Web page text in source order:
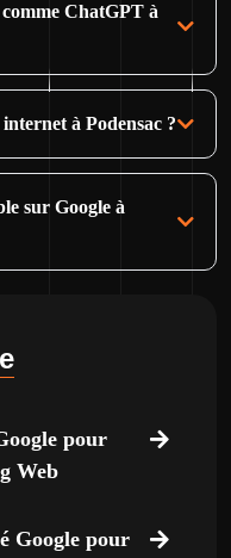
ChatGPT à
à Podensac ?
sur Google à
pour
Web
Google pour